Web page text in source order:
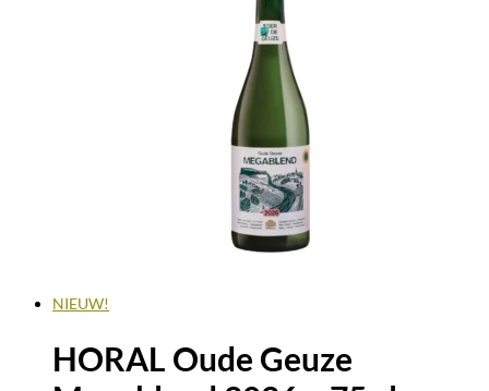
NIEUW!
HORAL Oude Geuze